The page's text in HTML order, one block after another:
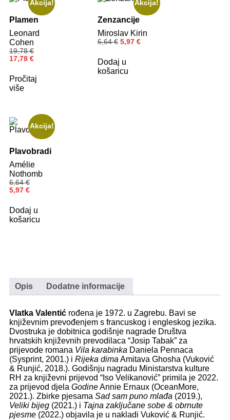
Akcija!
Plamen
Leonard
Cohen
19,78€
17,78 €
Pročitaj
više
Akcija!
Zenzancije
Miroslav Kirin
6,64€ 5,97 €
Dodaj u
košaricu
Akcija!
Plavobradi
Amélie
Nothomb
6,64€
5,97 €
Dodaj u
košaricu
Opis Dodatne informacije
Vlatka Valentić rođena je 1972. u Zagrebu. Bavi se
književ­nim prevođenjem s francuskog i engleskog jezika.
Dvostruka je dobitnica godišnje nagrade Društva
hrvatskih književnih prevodilaca “Josip Tabak” za
prijevode romana Vila karabinka Daniela Pennaca
(Sysprint, 2001.) i Rijeka dima Amitava Ghosha (Vuković
& Runjić, 2018.). Godišnju nagradu Ministarstva kulture
RH za književni prijevod “Iso Velikanović” primila je 2022.
za prijevod djela GodineAnnie Ernaux (OceanMore,
2021.). Zbirke pjesama Sad sam puno mlađa (2019.),
Veliki bijeg (2021.) i Tajna zaključane sobe & obrnute
pjesme (2022.) objavila je u nakladi Vuković & Runjić.